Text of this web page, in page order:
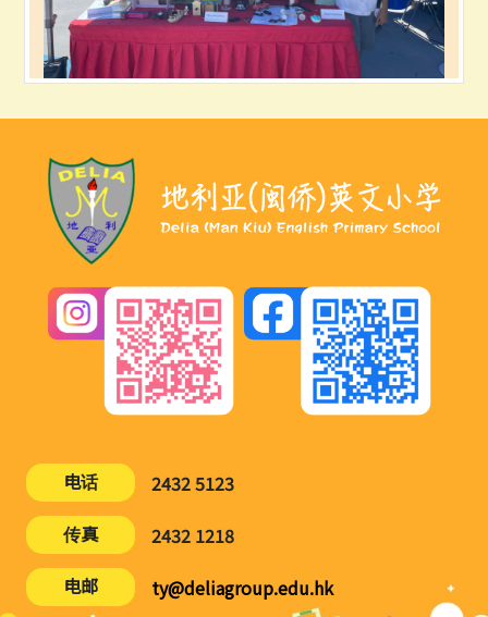
电话
2432 5123
传真
2432 1218
电邮
ty@deliagroup.edu.hk